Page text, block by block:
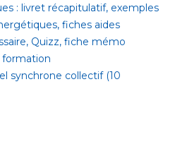
: livret récapitulatif, exemples
fiches aides
Quizz, fiche mémo
formation
synchrone collectif (10